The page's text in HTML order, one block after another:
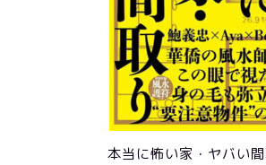
本当に怖い家・ヤバい